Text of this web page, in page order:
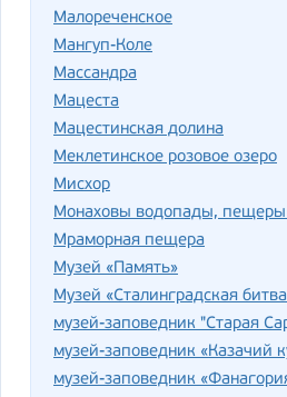
Малореченское
Мангуп-Коле
Массандра
Мацеста
Мацестинская долина
Меклетинское розовое озеро
Мисхор
Монаховы водопады, пещеры
Мраморная пещера
Музей «Память»
Музей «Сталинградская
музей-заповедник "Старая
музей-заповедник «Казачий
музей-заповедник